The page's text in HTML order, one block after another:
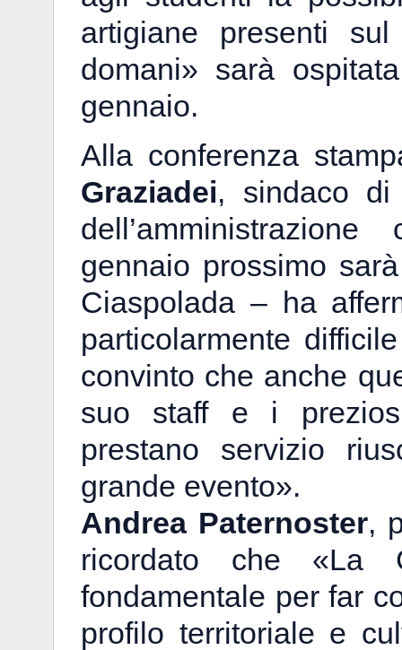
artigiane presenti
domani» sarà
gennaio.
Alla conferenza
Graziadei, sindaco
gennaio prossimo
Ciaspolada – ha
particolarmente
convinto che anche
suo staff e i
prestano servizio
grande evento».
Andrea Paternoster,
ricordato che «La
fondamentale per far
profilo territoriale e